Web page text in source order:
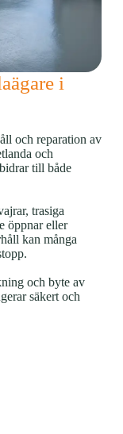
i
och reparation av
och
till både
trasiga
öppnar eller
kan många
och byte av
säkert och